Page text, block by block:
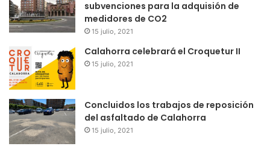
subvenciones para la adquisión de
medidores de CO2
15 julio, 2021
Calahorra celebrará el Croquetur II
15 julio, 2021
Concluidos los trabajos de reposición
del asfaltado de Calahorra
15 julio, 2021